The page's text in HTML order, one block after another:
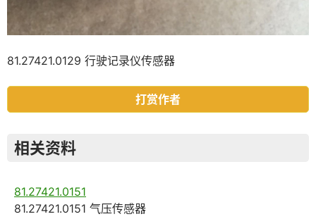
81.27421.0129 行驶记录仪传感器
打赏作者
相关资料
81.27421.0151
81.27421.0151 气压传感器